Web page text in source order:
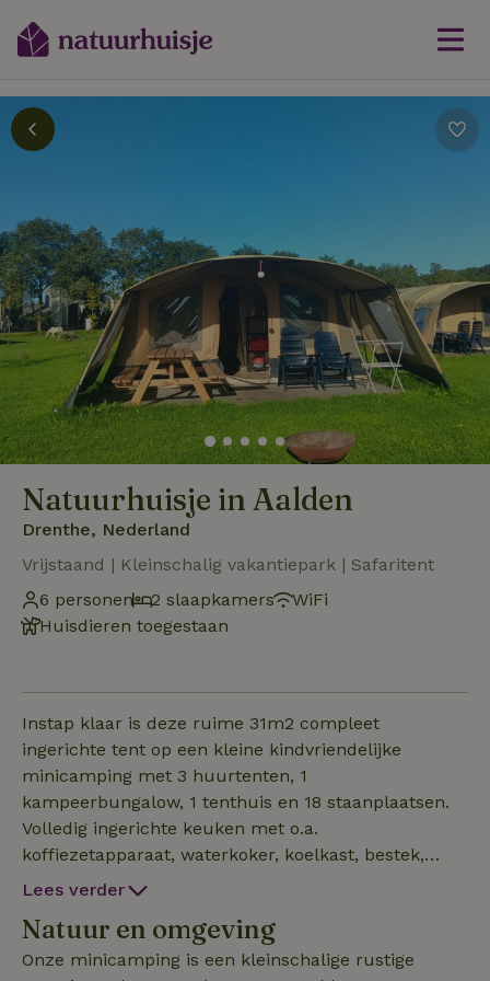
Natuurhuisje in Aalden
Drenthe, Nederland
Vrijstaand | Kleinschalig vakantiepark | Safaritent
6 personen
2 slaapkamers
WiFi
Huisdieren toegestaan
Instap klaar is deze ruime 31m2 compleet
ingerichte tent op een kleine kindvriendelijke
minicamping met 3 huurtenten, 1
kampeerbungalow, 1 tenthuis en 18 staanplaatsen.
Volledig ingerichte keuken met o.a.
koffiezetapparaat, waterkoker, koelkast, bestek,
servies, pannen en glaswerk De tent is ingericht voor
slaapcabines met dekbedden en kussens, er
kunnen 2 bedden/kinderbed bijgezet worden. Onder
Lees verder
Natuur en omgeving
Onze minicamping is een kleinschalige rustige